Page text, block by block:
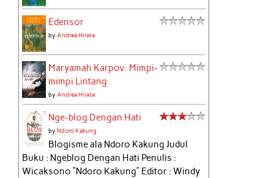
Edensor
byAndrea Hirata
Maryamah Karpov: Mimpi-
mimpi Lintang
byAndrea Hirata
Nge-blog Dengan Hati
byNdoro Kakung
Blogisme ala Ndoro Kakung Judul
Buku : Ngeblog Dengan Hati Penulis :
Wicaksono “Ndoro Kakung” Editor : Windy